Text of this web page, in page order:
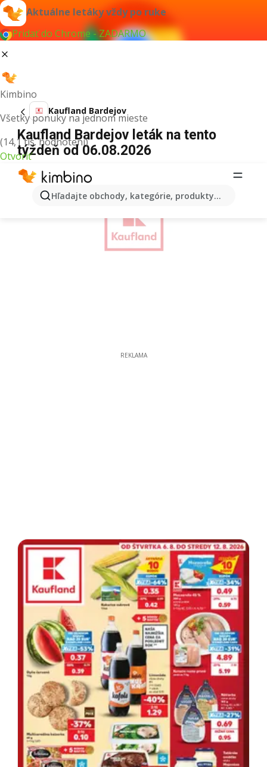
Aktuálne letáky vždy po ruke
Pridať do Chrome - ZADARMO
Kimbino
Všetky ponuky na jednom mieste
(14,1 tis. hodnotení)
Otvoriť
Hľadajte obchody, kategórie, produkty...
Kaufland Bardejov
Kaufland Bardejov leták na tento
týždeň od 06.08.2026
REKLAMA